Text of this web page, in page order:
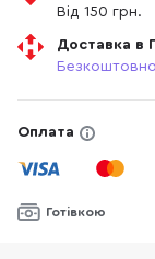
Від 150 грн.
Доставка в
Безкоштовно
Оплата
Готівкою